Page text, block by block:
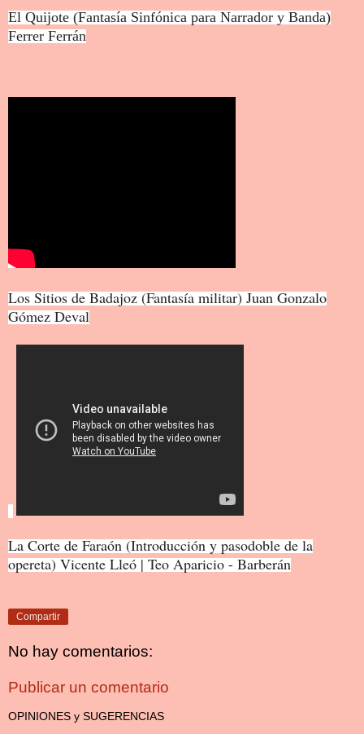
El Quijote (Fantasía Sinfónica para Narrador y Banda)
Ferrer Ferrán
Los Sitios de Badajoz (Fantasía militar) Juan Gonzalo
Gómez Deval
La Corte de Faraón (Introducción y pasodoble de la
opereta) Vicente Lleó | Teo Aparicio - Barberán
Compartir
No hay comentarios:
Publicar un comentario
OPINIONES y SUGERENCIAS